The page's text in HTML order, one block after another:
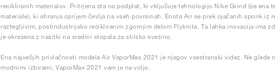
recikliranih materialov. Pritrjena sta na podplat, ki vključuje tehnologijo Nike Grind (še ena
materiale), ki ohranja oprijem čevlja na vseh površinah. Enota Air se prek ojačanih sponk iz
raztegljivim, postindustrijsko recikliranim zgornjim delom Flyknita. Ta lahka inovacija ima
je okrašena z našitki na sredini stopala za stilsko svežino.
Ena največjih privlačnosti modela Air VaporMax 2021 je njegov vsestranski videz. Ne glede
modnimi izbirami, VaporMax 2021 vam je na voljo.